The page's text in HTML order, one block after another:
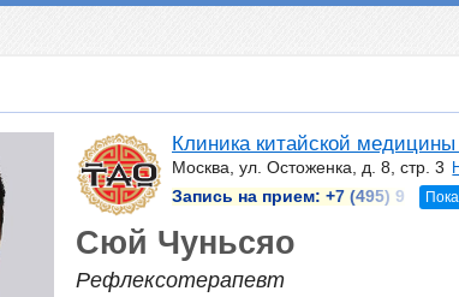
Клиника китайской
Москва, ул. Остоженка, д. 8, стр. 3
Запись на прием: +7 (495) 9
Сюй Чуньсяо
Рефлексотерапевт